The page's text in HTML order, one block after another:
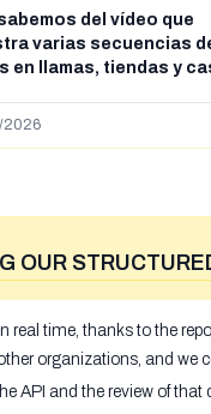
del vídeo que
varias secuencias
en llamas, tiendas y
en España
2026
OUR
real time, thanks to the
organizations, and we
API and the review of that